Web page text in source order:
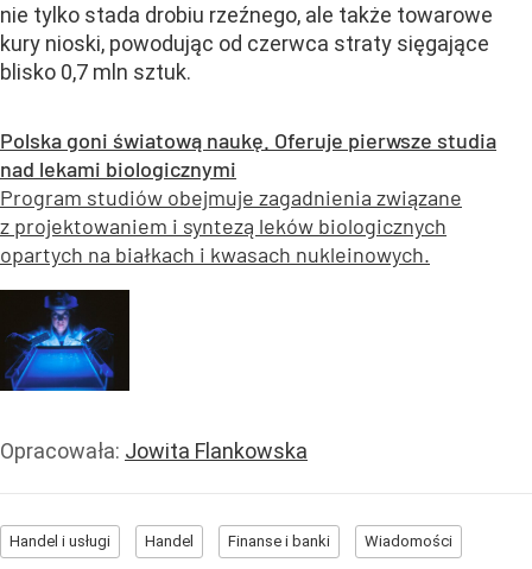
nie tylko stada drobiu rzeźnego, ale także towarowe
kury nioski, powodując od czerwca straty sięgające
blisko 0,7 mln sztuk.
Polska goni światową naukę. Oferuje pierwsze studia
nad lekami biologicznymi
Program studiów obejmuje zagadnienia związane
z projektowaniem i syntezą leków biologicznych
opartych na białkach i kwasach nukleinowych.
Opracowała: Jowita Flankowska
Handel i usługi Handel Finanse i banki Wiadomości